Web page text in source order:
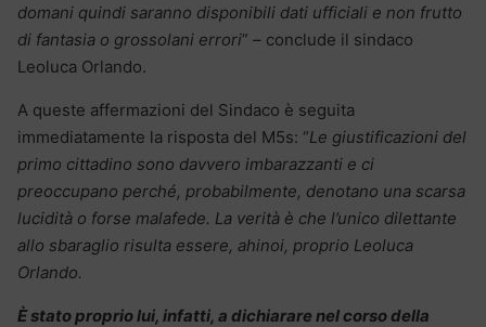
domani quindi saranno disponibili dati ufficiali e non frutto
di fantasia o grossolani errori” – conclude il sindaco
Leoluca Orlando.
A queste affermazioni del Sindaco è seguita
immediatamente la risposta del M5s: “Le giustificazioni del
primo cittadino sono davvero imbarazzanti e ci
preoccupano perché, probabilmente, denotano una scarsa
lucidità o forse malafede. La verità è che l’unico dilettante
allo sbaraglio risulta essere, ahinoi, proprio Leoluca
Orlando.
È stato proprio lui, infatti, a dichiarare nel corso della